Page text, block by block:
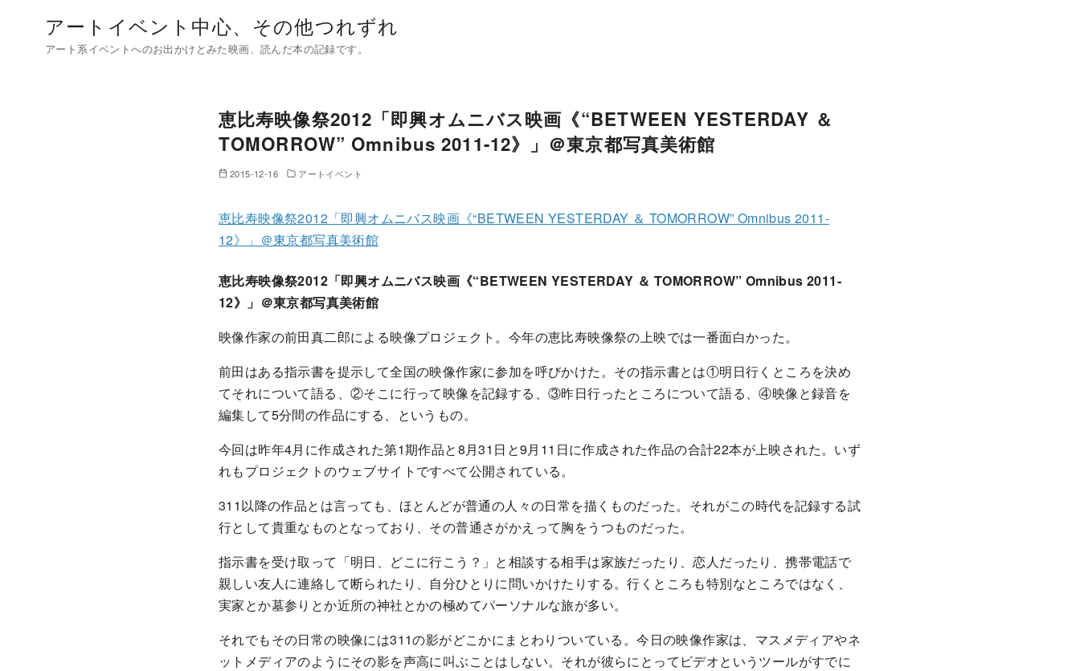
アートイベント中心、その他つれずれ
アート系イベントへのお出かけとみた映画、読んだ本の記録です。
恵比寿映像祭2012「即興オムニバス映画《“BETWEEN YESTERDAY ＆
TOMORROW” Omnibus 2011-12》」＠東京都写真美術館
2015-12-16 アートイベント
恵比寿映像祭2012「即興オムニバス映画《“BETWEEN YESTERDAY ＆ TOMORROW” Omnibus 2011-
12》」＠東京都写真美術館
恵比寿映像祭2012「即興オムニバス映画《“BETWEEN YESTERDAY ＆ TOMORROW” Omnibus 2011-
12》」＠東京都写真美術館
映像作家の前田真二郎による映像プロジェクト。今年の恵比寿映像祭の上映では一番面白かった。
前田はある指示書を提示して全国の映像作家に参加を呼びかけた。その指示書とは①明日行くところを決め
てそれについて語る、②そこに行って映像を記録する、③昨日行ったところについて語る、④映像と録音を
編集して5分間の作品にする、というもの。
今回は昨年4月に作成された第1期作品と8月31日と9月11日に作成された作品の合計22本が上映された。いず
れもプロジェクトのウェブサイトですべて公開されている。
311以降の作品とは言っても、ほとんどが普通の人々の日常を描くものだった。それがこの時代を記録する試
行として貴重なものとなっており、その普通さがかえって胸をうつものだった。
指示書を受け取って「明日、どこに行こう？」と相談する相手は家族だったり、恋人だったり、携帯電話で
親しい友人に連絡して断られたり、自分ひとりに問いかけたりする。行くところも特別なところではなく、
実家とか墓参りとか近所の神社とかの極めてパーソナルな旅が多い。
それでもその日常の映像には311の影がどこかにまとわりついている。今日の映像作家は、マスメディアやネ
ットメディアのようにその影を声高に叫ぶことはしない。それが彼らにとってビデオというツールがすでに